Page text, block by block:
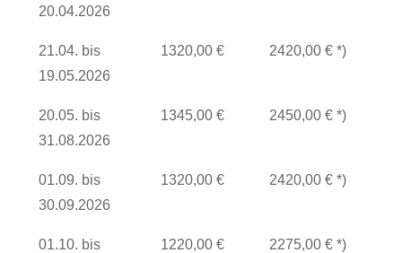
20.04.2026
21.04. bis
19.05.2026
1320,00 € 2420,00 € *)
20.05. bis
31.08.2026
1345,00 € 2450,00 € *)
01.09. bis
30.09.2026
1320,00 € 2420,00 € *)
01.10. bis
1220,00 € 2275,00 € *)